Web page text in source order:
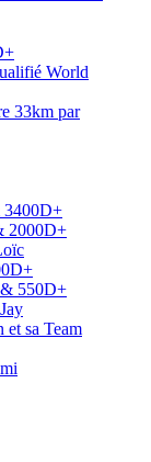
World
33km par
3400D+
2000D+
550D+
sa Team